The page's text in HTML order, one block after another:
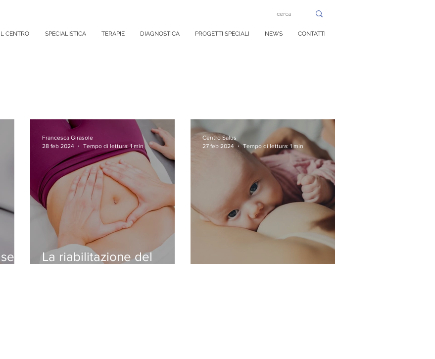
IL CENTRO SPECIALISTICA TERAPIE DIAGNOSTICA PROGETTI SPECIALI NEWS CONTATTI
il
La riabilitazione del
Francesca Girasole
28 feb 2024
Tempo di lettura: 1 min
Centro Salus
27 feb 2024
Tempo di lettura: 1 min